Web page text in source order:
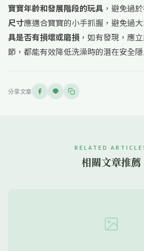
寶寶年齡和發展階段的玩具 ，避免過
尺寸應適合寶寶的小手抓握，避免過大
具是否有損壞或磨損 ，如有發現，應
節，都能有效降低洗澡時的潛在安全隱
分享文章
RELATED
相關文章推薦